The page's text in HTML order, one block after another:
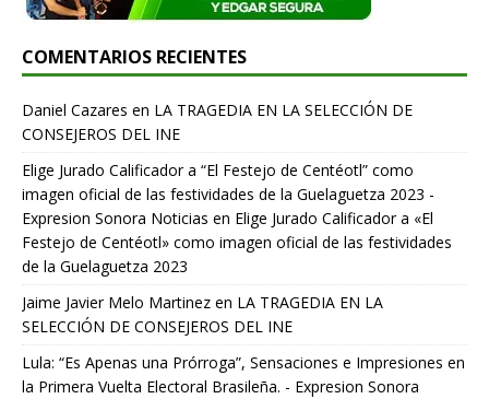
COMENTARIOS RECIENTES
Daniel Cazares en LA TRAGEDIA EN LA SELECCIÓN DE
CONSEJEROS DEL INE
Elige Jurado Calificador a “El Festejo de Centéotl” como
imagen oficial de las festividades de la Guelaguetza 2023 -
Expresion Sonora Noticias en Elige Jurado Calificador a «El
Festejo de Centéotl» como imagen oficial de las festividades
de la Guelaguetza 2023
Jaime Javier Melo Martinez en LA TRAGEDIA EN LA
SELECCIÓN DE CONSEJEROS DEL INE
Lula: “Es Apenas una Prórroga”, Sensaciones e Impresiones en
la Primera Vuelta Electoral Brasileña. - Expresion Sonora